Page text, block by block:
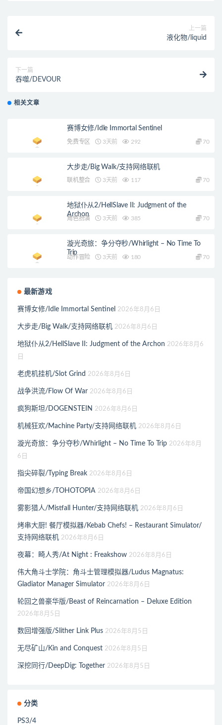
上一篇
液化物/liquid
下一篇
吞噬/DEVOUR
相关文章
赛博女修/Idle Immortal Sentinel
免费专区 3天前 292 70
大步走/Big Walk/支持网络联机
联机整合 3天前 117 70
地狱仆从2/HellSlave II: Judgment of the
Archon
角色扮演 3天前 385 70
漩光奇旅：争分夺秒/Whirlight – No Time To
Trip
动作冒险 3天前 180 70
最新游戏
赛博女修/Idle Immortal Sentinel 2026年8月6日
大步走/Big Walk/支持网络联机 2026年8月6日
地狱仆从2/HellSlave II: Judgment of the Archon 2026年8月6
日
老虎机挂机/Slot Grind 2026年8月6日
战争洪流/Flow Of War 2026年8月6日
疯狗斯坦/DOGENSTEIN 2026年8月6日
机械狂欢/Machine Party/支持网络联机 2026年8月6日
漩光奇旅：争分夺秒/Whirlight – No Time To Trip 2026年8月
6日
指尖碎裂/Typing Break 2026年8月6日
帝国幻想乡/TOHOTOPIA 2026年8月6日
雾影猎人/Mistfall Hunter/支持网络联机 2026年8月6日
烤串大厨! 餐厅模拟器/Kebab Chefs! – Restaurant Simulator/
支持网络联机 2026年8月6日
夜幕：畸人秀/At Night : Freakshow 2026年8月6日
伟大角斗士学院：角斗士管理模拟器/Ludus Magnatus:
Gladiator Manager Simulator 2026年8月6日
轮回之兽豪华版/Beast of Reincarnation – Deluxe Edition
2026年8月5日
数回增强版/Slither Link Plus 2026年8月5日
无尽矿山/Kin and Conquest 2026年8月5日
深挖同行/DeepDig: Together 2026年8月5日
分类
PS3/4